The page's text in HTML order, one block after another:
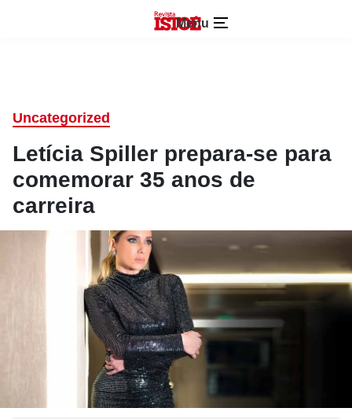
Menu
Uncategorized
Letícia Spiller prepara-se para
comemorar 35 anos de
carreira